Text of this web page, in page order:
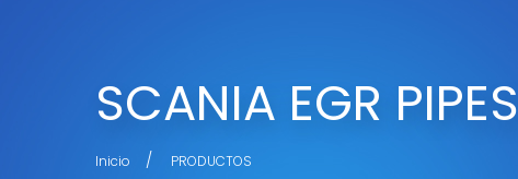
SCANIA EGR PIPES
Inicio PRODUCTOS